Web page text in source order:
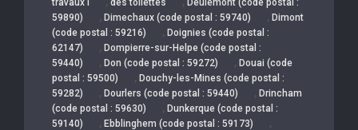
59890)
, Dimechaux (code postal : 59740) , Dimont
(code postal : 59216)
, Doignies (code postal :
62147)
, Dompierre-sur-Helpe (code postal :
59440)
, Don (code postal : 59272) , Douai (code
postal : 59500)
, Douchy-les-Mines (code postal :
59282)
, Dourlers (code postal : 59440) , Drincham
(code postal : 59630)
, Dunkerque (code postal :
59140)
, Ebblinghem (code postal : 59173) ,